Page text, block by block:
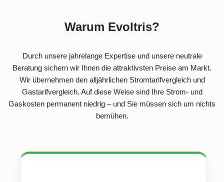
Warum Evoltris?
Durch unsere jahrelange Expertise und unsere neutrale
Beratung sichern wir Ihnen die attraktivsten Preise am Markt.
Wir übernehmen den alljährlichen Stromtarifvergleich und
Gastarifvergleich. Auf diese Weise sind Ihre Strom- und
Gaskosten permanent niedrig – und Sie müssen sich um nichts
bemühen.